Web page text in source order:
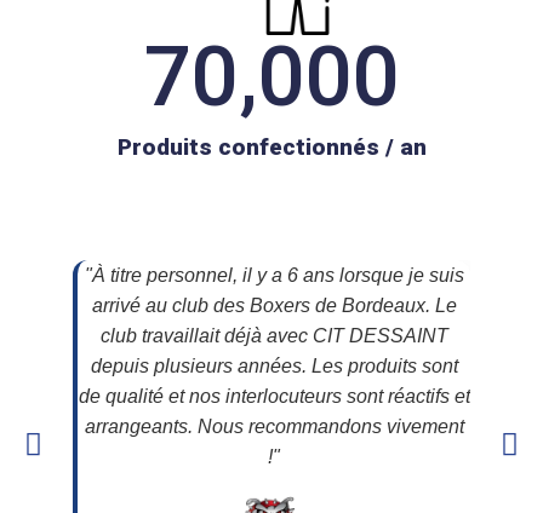
70,000
Produits confectionnés / an
"À titre personnel, il y a 6 ans lorsque je suis
arrivé au club des Boxers de Bordeaux. Le
club travaillait déjà avec CIT DESSAINT
depuis plusieurs années. Les produits sont
de qualité et nos interlocuteurs sont réactifs et
arrangeants. Nous recommandons vivement
!"